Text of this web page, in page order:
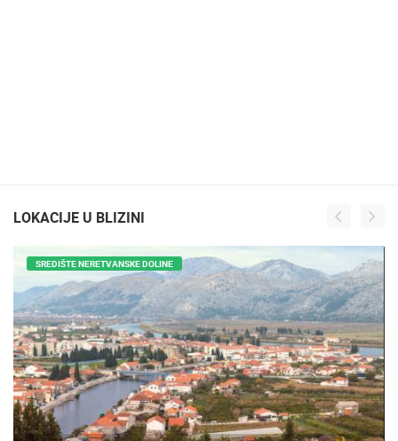
LOKACIJE U BLIZINI
SREDIŠTE NERETVANSKE DOLINE